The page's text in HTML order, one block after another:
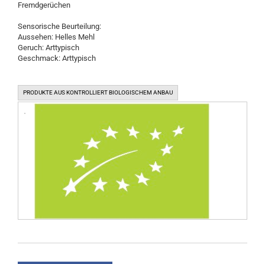
Fremdgerüchen
Sensorische Beurteilung:
Aussehen: Helles Mehl
Geruch: Arttypisch
Geschmack: Arttypisch
PRODUKTE AUS KONTROLLIERT BIOLOGISCHEM ANBAU